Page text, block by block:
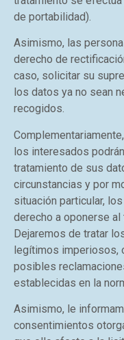
de portabilidad).
Asimismo, las
derecho de
caso, solicitar su
los datos ya no sean
recogidos.
los interesados
tratamiento de sus
circunstancias y por
situación particular,
derecho a oponerse
Dejaremos de tratar
legítimos imperiosos,
posibles
establecidas en la
Asimismo, le
consentimientos